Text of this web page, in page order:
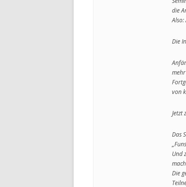
die
Also:
Die
von
Jetzt
Das
Und
Die